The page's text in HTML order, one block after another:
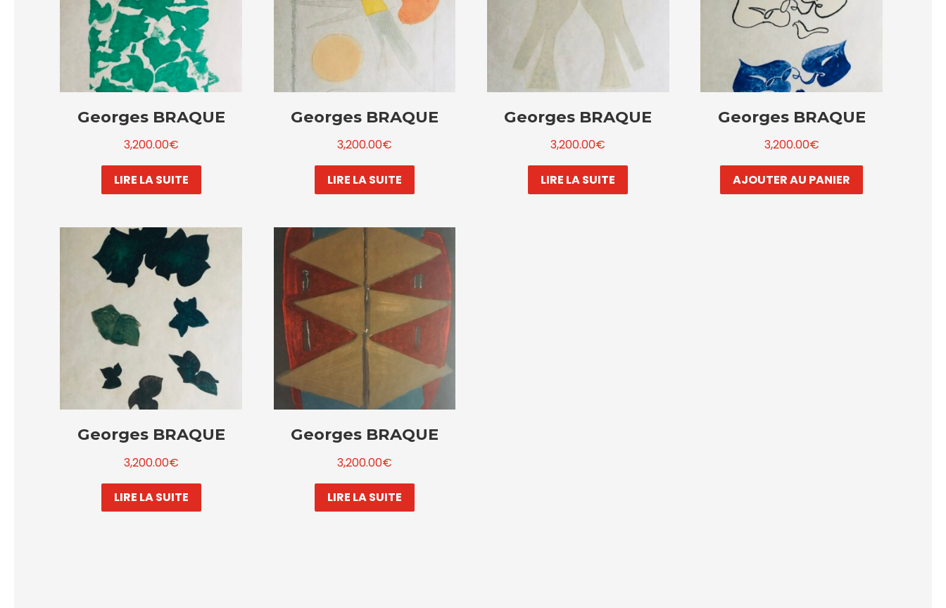
Georges BRAQUE
3,200.00€
LIRE LA SUITE
Georges BRAQUE
3,200.00€
LIRE LA SUITE
Georges BRAQUE
3,200.00€
LIRE LA SUITE
Georges BRAQUE
3,200.00€
AJOUTER AU PANIER
Georges BRAQUE
3,200.00€
LIRE LA SUITE
Georges BRAQUE
3,200.00€
LIRE LA SUITE